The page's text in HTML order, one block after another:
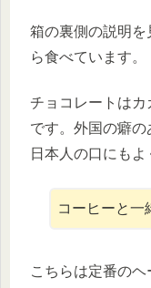
箱の裏側の説明
ら食べています。
チョコレートは
です。外国の癖の
日本人の口にもよ
コーヒーと一
こちらは定番の